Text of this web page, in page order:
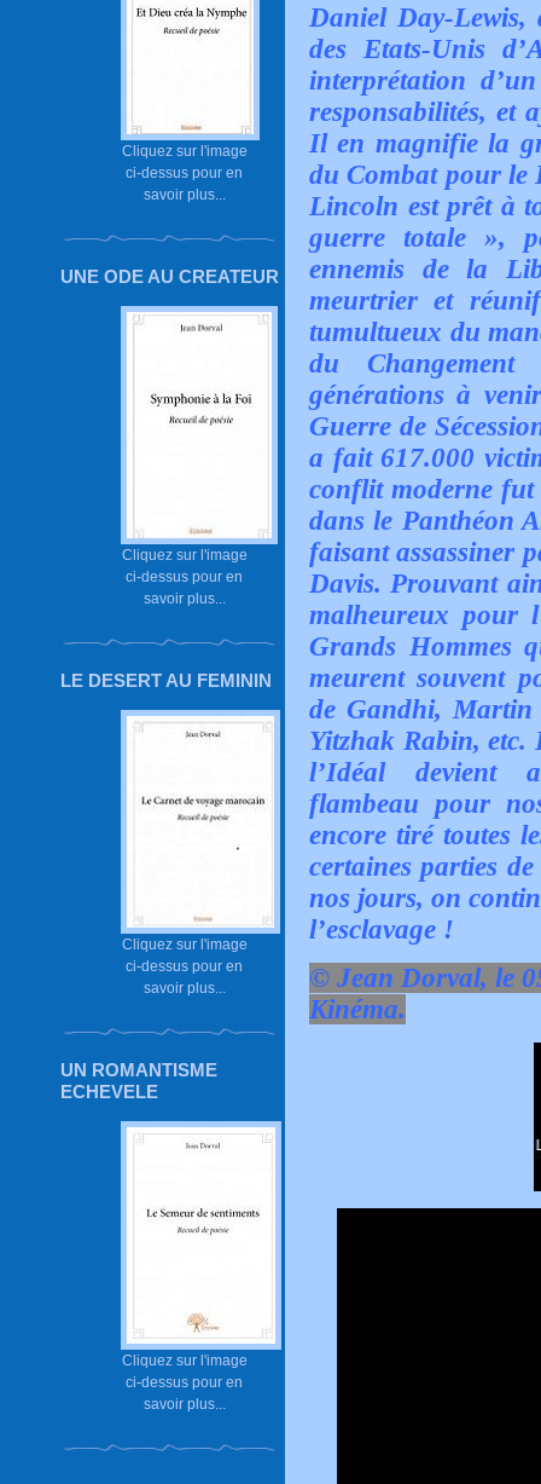
Cliquez sur l'image
ci-dessus pour en
savoir plus...
UNE ODE AU CREATEUR
Cliquez sur l'image
ci-dessus pour en
savoir plus...
LE DESERT AU FEMININ
Cliquez sur l'image
ci-dessus pour en
savoir plus...
UN ROMANTISME
ECHEVELE
Cliquez sur l'image
ci-dessus pour en
savoir plus...
Daniel Day-
des Etats-Unis
interprétation
responsabilités, et
Il en magnifie la
du Combat pour le
Lincoln est prêt à
guerre totale »,
ennemis de la
meurtrier et
tumultueux du
du
générations à
Guerre de
a fait 617.000
conflit moderne
dans le Panthéon
faisant assassiner
Davis. Prouvant
malheureux pour
Grands Hommes
meurent souvent
de Gandhi, Martin
Yitzhak Rabin, etc.
l’Idéal devient
flambeau pour
encore tiré toutes
certaines parties
nos jours, on
l’esclavage !
© Jean Dorval, le
Kinéma.